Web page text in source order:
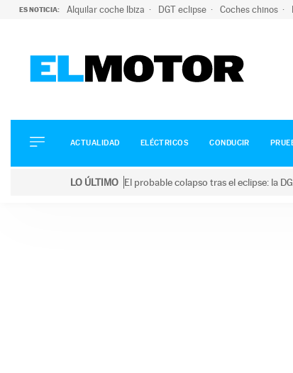
ES NOTICIA: Alquilar coche Ibiza DGT eclipse Coches chinos
ELÉCTRICOS
CONDUCIR
ACTUALIDAD ELÉCTRICOS CONDUCIR
LO ÚLTIMO El probable colapso tras el eclipse: la